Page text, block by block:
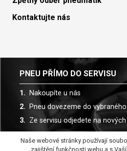
Kontaktujte nás
PNEU PŘÍMO DO SERVISU
Nakoupíte u nás
Pneu dovezeme do
Ze servisu odjedete na nových
Spolupracujeme s více než 30
Naše webové stránky používají
zajištění funkčnosti webu a s